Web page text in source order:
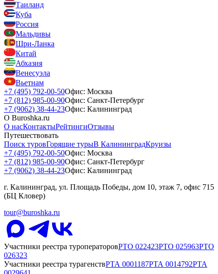
Таиланд
Куба
Россия
Мальдивы
Шри-Ланка
Китай
Абхазия
Венесуэла
Вьетнам
+7 (495) 792-00-50Офис: Москва
+7 (812) 985-00-90Офис: Санкт-Петербург
+7 (9062) 38-44-23Офис: Калининград
О Buroshka.ru
О насКонтактыРейтингиОтзывы
Путешествовать
Поиск туровГорящие турыВ КалининградКруизы
+7 (495) 792-00-50Офис: Москва
+7 (812) 985-00-90Офис: Санкт-Петербург
+7 (9062) 38-44-23Офис: Калининград
г. Калининград, ул. Площадь Победы, дом 10, этаж 7, офис 715
(БЦ Кловер)
tour@buroshka.ru
Участники реестра туроператоровРТО 022423РТО 025963РТО
026323
Участники реестра турагенствРТА 0001187РТА 0014792РТА